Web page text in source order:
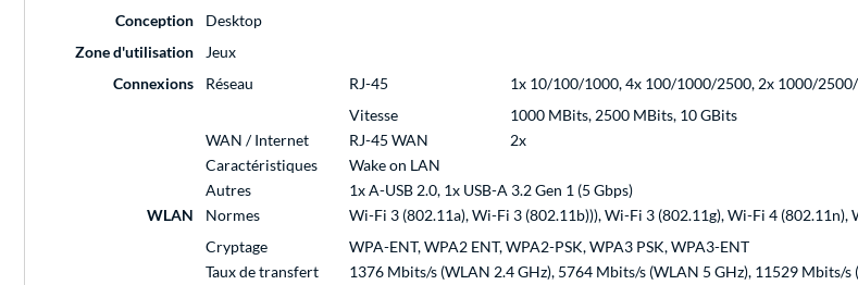
Conception
Desktop
Zone d'utilisation
Jeux
Connexions
Réseau RJ-45
1x 10/100/1000, 4x 100/1000/2500, 2x 1000/
Vitesse
1000 MBits, 2500 MBits, 10 GBits
WAN / Internet
RJ-45 WAN
2x
Caractéristiques
Wake on LAN
Autres
1x A-USB 2.0, 1x USB-A 3.2 Gen 1 (5 Gbps)
WLAN
Normes
Wi-Fi 3 (802.11a), Wi-Fi 3 (802.11b))), Wi-Fi 3 (802.11g), Wi-Fi 4
Cryptage
WPA-ENT, WPA2 ENT, WPA2-PSK, WPA3 PSK, WPA3-ENT
Taux de transfert
1376 Mbits/s (WLAN 2.4 GHz), 5764 Mbits/s (WLAN 5 GHz), 11529 Mbits/s